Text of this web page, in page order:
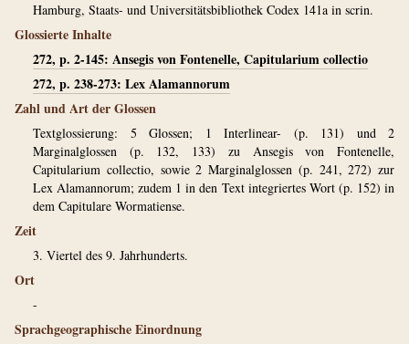
Hamburg, Staats- und Universitätsbibliothek Codex 141a in scrin.
Glossierte Inhalte
272, p. 2-145: Ansegis von Fontenelle, Capitularium collectio
272, p. 238-273: Lex Alamannorum
Zahl und Art der Glossen
Textglossierung: 5 Glossen; 1 Interlinear- (p. 131) und 2
Marginalglossen (p. 132, 133) zu Ansegis von Fontenelle,
Capitularium collectio, sowie 2 Marginalglossen (p. 241, 272) zur
Lex Alamannorum; zudem 1 in den Text integriertes Wort (p. 152) in
dem Capitulare Wormatiense.
Zeit
3. Viertel des 9. Jahrhunderts.
Ort
-
Sprachgeographische Einordnung